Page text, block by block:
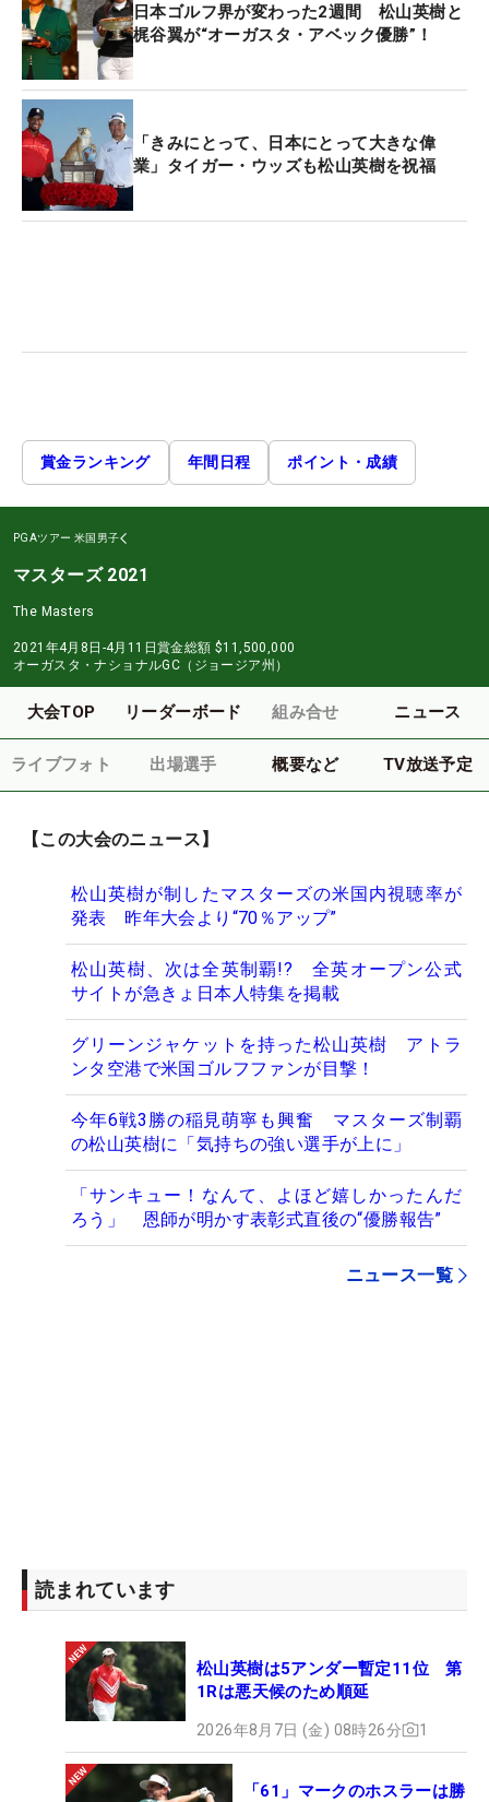
日本ゴルフ界が変わった2週間 松山英樹と
梶谷翼が“オーガスタ・アベック優勝”！
「きみにとって、日本にとって大きな偉
業」タイガー・ウッズも松山英樹を祝福
賞金ランキング 年間日程 ポイント・成績
PGAツアー 米国男子
マスターズ 2021
The Masters
2021年4月8日-4月11日賞金総額 $11,500,000
オーガスタ・ナショナルGC（ジョージア州）
大会TOP リーダーボード 組み合せ ニュース
ライブフォト 出場選手 概要など TV放送予定
【この大会のニュース】
松山英樹が制したマスターズの米国内視聴率が
発表 昨年大会より“70％アップ”
松山英樹、次は全英制覇!? 全英オープン公式
サイトが急きょ日本人特集を掲載
グリーンジャケットを持った松山英樹 アトラ
ンタ空港で米国ゴルフファンが目撃！
今年6戦3勝の稲見萌寧も興奮 マスターズ制覇
の松山英樹に「気持ちの強い選手が上に」
「サンキュー！なんて、よほど嬉しかったんだ
ろう」 恩師が明かす表彰式直後の“優勝報告”
ニュース一覧
読まれています
松山英樹は5アンダー暫定11位 第
1Rは悪天候のため順延
2026年8月7日 (金) 08時26分 1
「61」マークのホスラーは勝